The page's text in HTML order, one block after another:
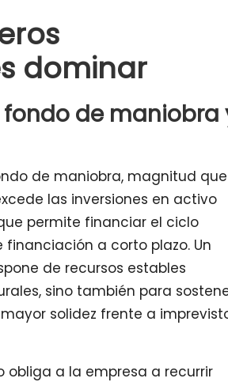
dominar
de maniobra
de maniobra, magnitud que
las inversiones en activo
permite financiar el ciclo
a corto plazo. Un
de recursos estables
sino también para
solidez frente a
obliga a la empresa a recurrir